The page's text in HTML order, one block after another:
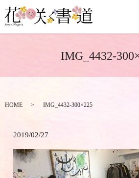
IMG_4432-
HOME IMG_4432-300×225
2019/02/27